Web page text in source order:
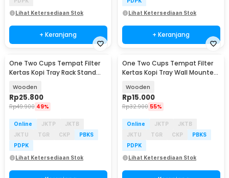
Lihat Ketersediaan Stok
+ Keranjang
Lihat Ketersediaan Stok
+ Keranjang
One Two Cups Tempat Filter
Kertas Kopi Tray Rack Stand
Wooden
Rp25.800
Rp49.900 49%
Online JKTP
JKTB
JKTU
TGR CKP
PBKS
PDPK
Lihat Ketersediaan Stok
One Two Cups Tempat Filter
Kertas Kopi Tray Wall Mounted
Wooden
Rp15.000
Rp32.900 55%
Online JKTP
JKTB
JKTU
TGR CKP
PBKS
PDPK
Lihat Ketersediaan Stok